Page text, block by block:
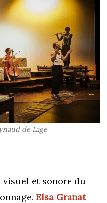
de Lage
et sonore du
. Elsa Granat